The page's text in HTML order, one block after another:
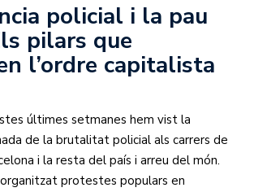
policial i la pau
pilars que
l’ordre capitalista
últimes setmanes hem vist la
de la brutalitat policial als carrers de
i la resta del país i arreu del món.
organitzat protestes populars en